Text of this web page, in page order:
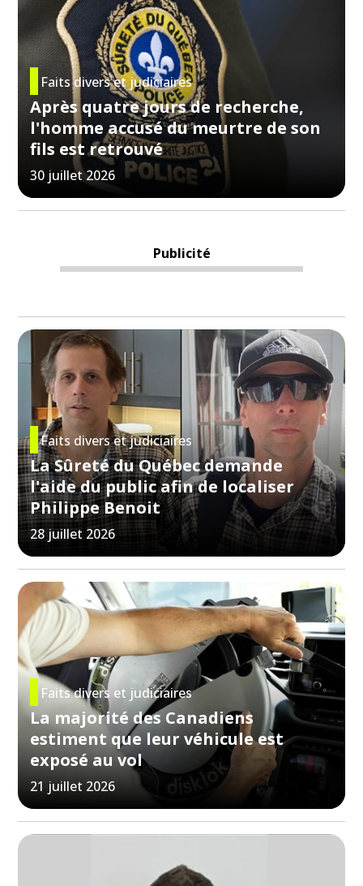
Faits divers et judiciaires
Après quatre jours de recherche,
l'homme accusé du meurtre de son
fils est retrouvé
30 juillet 2026
Publicité
Faits divers et judiciaires
La Sûreté du Québec demande
l'aide du public afin de localiser
Philippe Benoit
28 juillet 2026
Faits divers et judiciaires
La majorité des Canadiens
estiment que leur véhicule est
exposé au vol
21 juillet 2026